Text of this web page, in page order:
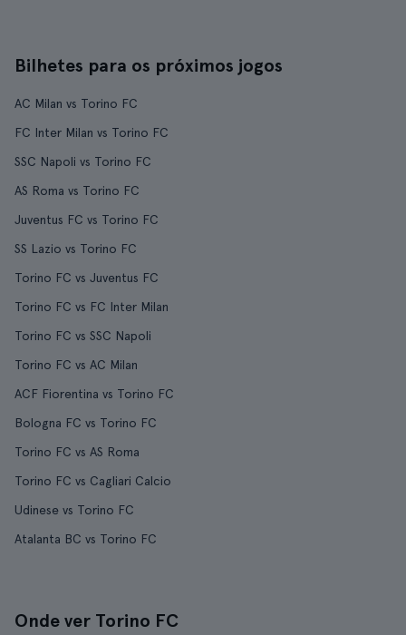
Bilhetes para os próximos jogos
AC Milan vs Torino FC
FC Inter Milan vs Torino FC
SSC Napoli vs Torino FC
AS Roma vs Torino FC
Juventus FC vs Torino FC
SS Lazio vs Torino FC
Torino FC vs Juventus FC
Torino FC vs FC Inter Milan
Torino FC vs SSC Napoli
Torino FC vs AC Milan
ACF Fiorentina vs Torino FC
Bologna FC vs Torino FC
Torino FC vs AS Roma
Torino FC vs Cagliari Calcio
Udinese vs Torino FC
Atalanta BC vs Torino FC
Onde ver Torino FC